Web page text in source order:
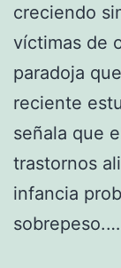
creciendo
víctimas de
paradoja
reciente
señala que
trastornos
infancia
sobrepeso.…